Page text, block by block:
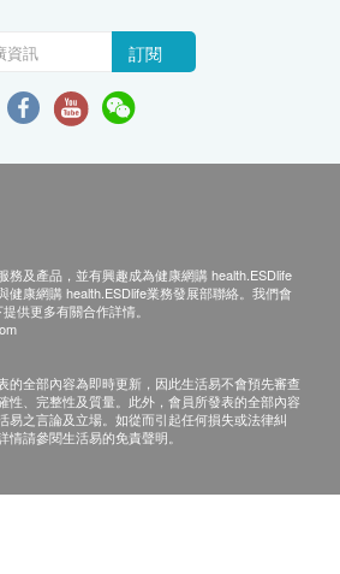
訂閱
務及產品，並有興趣成為健康網購 health.ESDlife
健康網購 health.ESDlife業務發展部聯絡。我們會
供更多有關合作詳情。
的全部內容為即時更新，因此生活易不會預先審查
性、完整性及質量。此外，會員所發表的全部內容
易之言論及立場。如從而引起任何損失或法律糾
請參閱生活易的免責聲明。